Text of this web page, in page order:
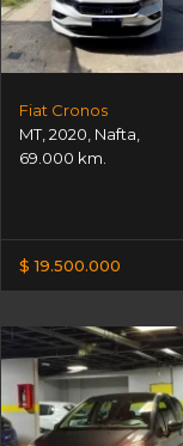
Fiat Cronos
MT, 2020 Nafta
69.000 km.
$ 19.500.000